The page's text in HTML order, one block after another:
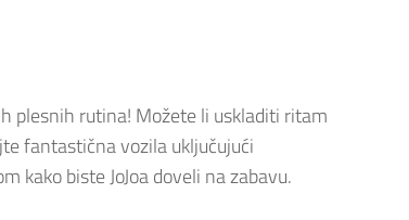
plesnih rutina! Možete li uskladiti ritam
fantastična vozila uključujući
kako biste JoJoa doveli na zabavu.